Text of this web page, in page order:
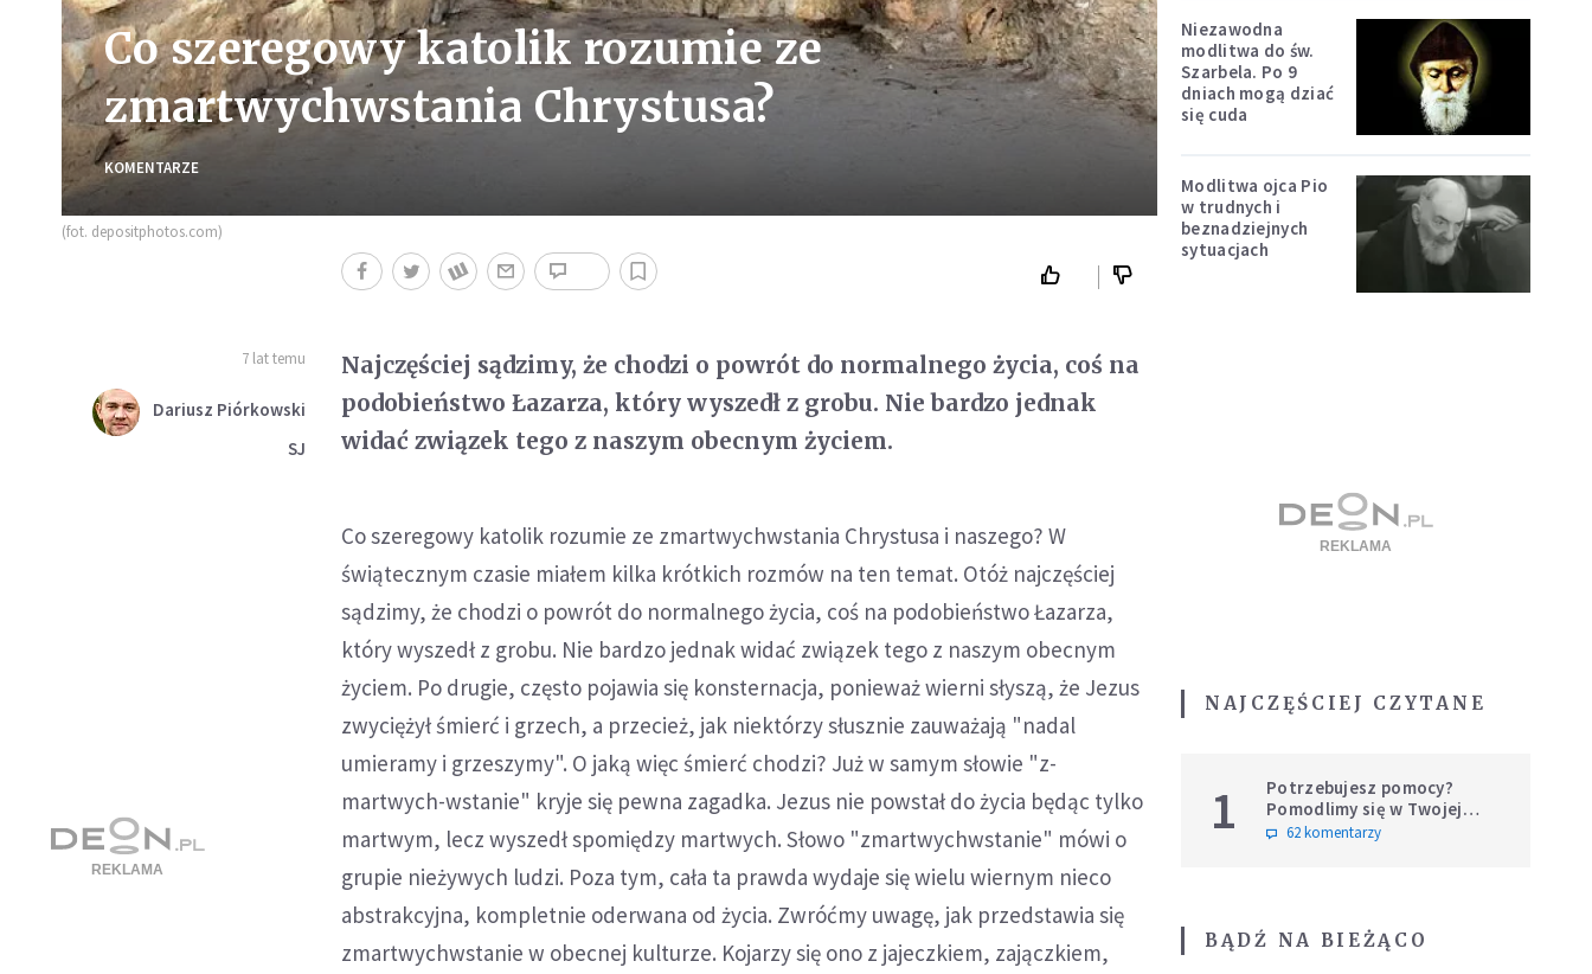
Co szeregowy katolik rozumie ze
zmartwychwstania Chrystusa?
KOMENTARZE
(fot. depositphotos.com)
7 lat temu
Dariusz Piórkowski
SJ
Najczęściej sądzimy, że chodzi o powrót do normalnego życia, coś na
podobieństwo Łazarza, który wyszedł z grobu. Nie bardzo jednak
widać związek tego z naszym obecnym życiem.
Co szeregowy katolik rozumie ze zmartwychwstania Chrystusa i naszego? W
świątecznym czasie miałem kilka krótkich rozmów na ten temat. Otóż najczęściej
sądzimy, że chodzi o powrót do normalnego życia, coś na podobieństwo Łazarza,
który wyszedł z grobu. Nie bardzo jednak widać związek tego z naszym obecnym
życiem. Po drugie, często pojawia się konsternacja, ponieważ wierni słyszą, że Jezus
zwyciężył śmierć i grzech, a przecież, jak niektórzy słusznie zauważają "nadal
umieramy i grzeszymy". O jaką więc śmierć chodzi? Już w samym słowie "z-
martwych-wstanie" kryje się pewna zagadka. Jezus nie powstał do życia będąc tylko
martwym, lecz wyszedł spomiędzy martwych. Słowo "zmartwychwstanie" mówi o
grupie nieżywych ludzi. Poza tym, cała ta prawda wydaje się wielu wiernym nieco
abstrakcyjna, kompletnie oderwana od życia. Zwróćmy uwagę, jak przedstawia się
zmartwychwstanie w obecnej kulturze. Kojarzy się ono z jajeczkiem, zajączkiem,
Niezawodna
modlitwa do św.
Szarbela. Po 9
dniach mogą dziać
się cuda
Modlitwa ojca Pio
w trudnych i
beznadziejnych
sytuacjach
NAJCZĘŚCIEJ CZYTANE
1
Potrzebujesz pomocy?
Pomodlimy się w Twojej
intencji
62 komentarzy
BĄDŹ NA BIEŻĄCO